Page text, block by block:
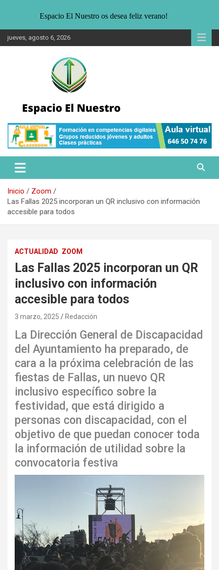
Saltar
al
jueves, agosto 6, 2026
Espacio El Nuestro
público joven interesado en la ecología, medio ambiente y formas
alternativas de vida.
Inicio
Zoom
Las Fallas 2025 incorporan un QR inclusivo con información
accesible para todos
ACTUALIDAD ZOOM
Las Fallas 2025 incorporan un QR
inclusivo con información
accesible para todos
3 marzo, 2025 Redacción
La Dirección General de Discapacidad
del Ayuntamiento ha preparado, de
cara a la próxima celebración de las
fiestas de Fallas, un nuevo QR
inclusivo específico sobre la
festividad, que está dirigido a
personas con discapacidad, con el
objetivo de que puedan conocer toda
la información de utilidad sobre la
convocatoria festiva
Espacio El Nuestro os desea feliz verano!